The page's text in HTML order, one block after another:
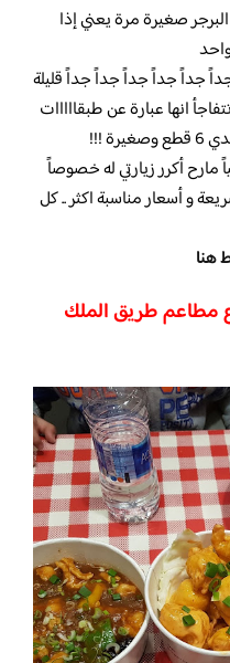
صغيرة مرة يعني إذا
جداً جداً جداً جداً جداً قليلة
انها عبارة عن طبقااااات
!!!
مارح أكرر زيارتي له خصوصاً
و أسعار مناسبة اكثر .. كل
هنا
مطاعم طريق الملك